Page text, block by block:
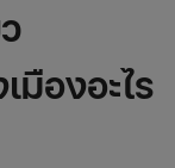
มืองอะไร